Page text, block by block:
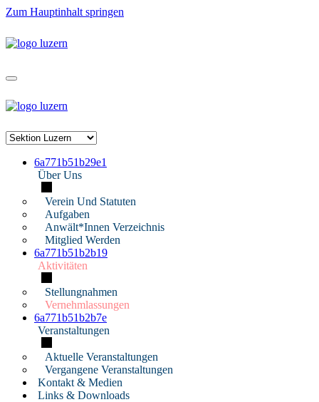
Zum Hauptinhalt springen
6a771b51b29e1
Über Uns
Verein Und Statuten
Aufgaben
Anwält*innen Verzeichnis
Mitglied Werden
6a771b51b2b19
Aktivitäten
Stellungnahmen
Vernehmlassungen
6a771b51b2b7e
Veranstaltungen
Aktuelle Veranstaltungen
Vergangene Veranstaltungen
Kontakt & Medien
Links & Downloads